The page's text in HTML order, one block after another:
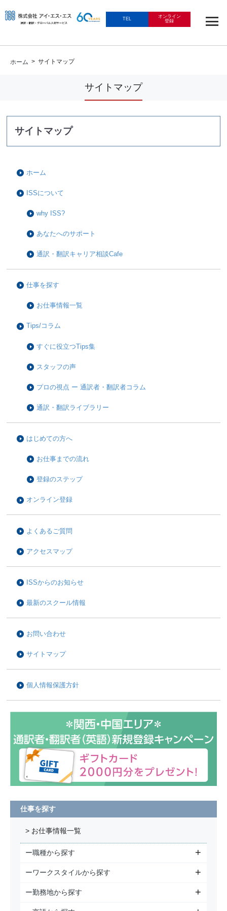
TEL
オンライン
登録
ホーム > サイトマップ
サイトマップ
サイトマップ
ホーム
ISSについて
why ISS?
あなたへのサポート
通訳・翻訳キャリア相談Cafe
仕事を探す
お仕事情報一覧
Tips/コラム
すぐに役立つTips集
スタッフの声
プロの視点 ー 通訳者・翻訳者コラム
通訳・翻訳ライブラリー
はじめての方へ
お仕事までの流れ
登録のステップ
オンライン登録
よくあるご質問
アクセスマップ
ISSからのお知らせ
最新のスクール情報
お問い合わせ
サイトマップ
個人情報保護方針
仕事を探す
> お仕事情報一覧
ー職種から探す
ーワークスタイルから探す
ー勤務地から探す